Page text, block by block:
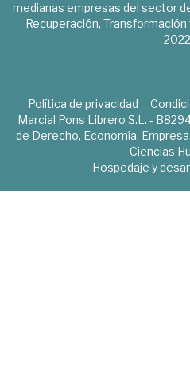
medianas empresas del sector
Recuperación,
Política de privacidad
Marcial Pons Librero S.L. -
de Derecho, Economía,
Ciencias
Hospedaje y